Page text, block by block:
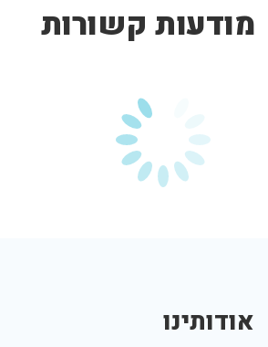
מודעות קשורות
אודותינו